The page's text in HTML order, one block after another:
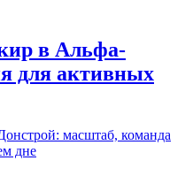
в Альфа-
для активных